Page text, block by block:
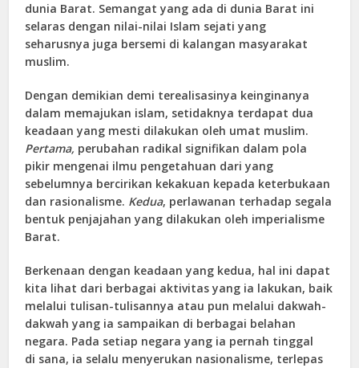
dunia Barat. Semangat yang ada di dunia Barat ini
selaras dengan nilai-nilai Islam sejati yang
seharusnya juga bersemi di kalangan masyarakat
muslim.
Dengan demikian demi terealisasinya keinginanya
dalam memajukan islam, setidaknya terdapat dua
keadaan yang mesti dilakukan oleh umat muslim.
Pertama, perubahan radikal signifikan dalam pola
pikir mengenai ilmu pengetahuan dari yang
sebelumnya bercirikan kekakuan kepada keterbukaan
dan rasionalisme. Kedua, perlawanan terhadap segala
bentuk penjajahan yang dilakukan oleh imperialisme
Barat.
Berkenaan dengan keadaan yang kedua, hal ini dapat
kita lihat dari berbagai aktivitas yang ia lakukan, baik
melalui tulisan-tulisannya atau pun melalui dakwah-
dakwah yang ia sampaikan di berbagai belahan
negara. Pada setiap negara yang ia pernah tinggal
di sana, ia selalu menyerukan nasionalisme, terlepas